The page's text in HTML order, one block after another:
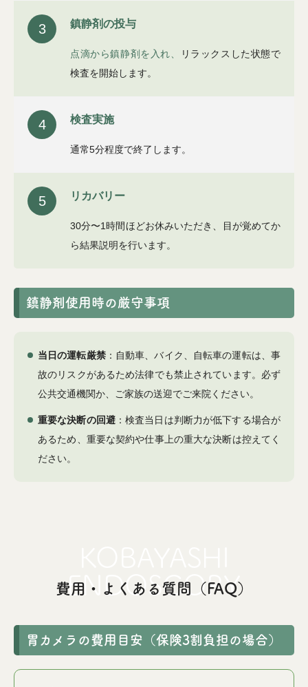
3 鎮静剤の投与
点滴から鎮静剤を入れ、
リラックスした状態で
検査を開始します。
4 検査実施
通常5分程度で終了します。
5 リカバリー
30分〜1時間ほどお休みいただき、目が覚めてか
ら結果説明を行います。
鎮静剤使用時の厳守事項
当日の運転厳禁：自動車、バイク、自転車の運転は、事
故のリスクがあるため法律でも禁止されています。必ず
公共交通機関か、ご家族の送迎でご来院ください。
重要な決断の回避：検査当日は判断力が低下する場合が
あるため、重要な契約や仕事上の重大な決断は控えてく
ださい。
費用・よくある質問（FAQ）
胃カメラの費用目安（保険3割負担の場合）